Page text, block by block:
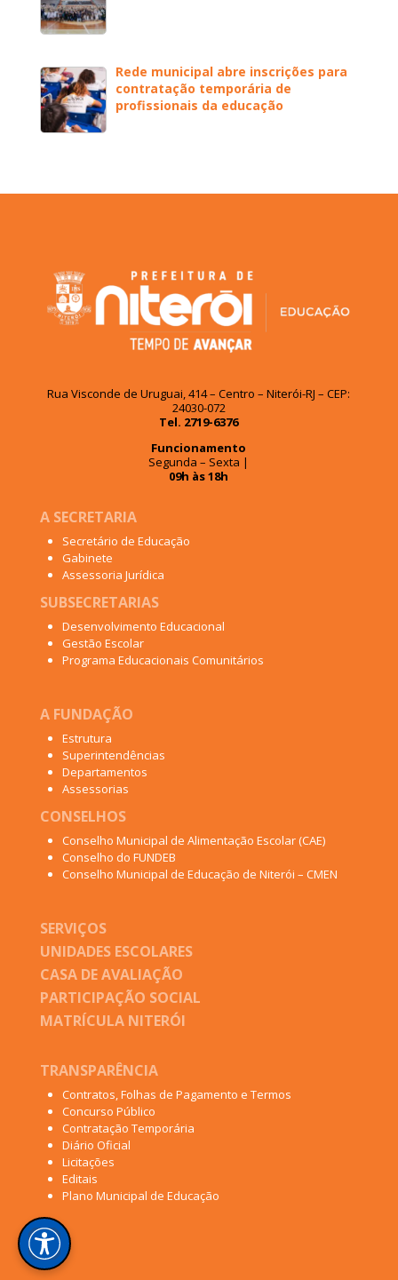
Rede municipal abre inscrições para
contratação temporária de
profissionais da educação
Rua Visconde de Uruguai, 414 – Centro – Niterói-RJ – CEP:
24030-072
Tel. 2719-6376
Funcionamento
Segunda – Sexta |
09h às 18h
A SECRETARIA
Secretário de Educação
Gabinete
Assessoria Jurídica
SUBSECRETARIAS
Desenvolvimento Educacional
Gestão Escolar
Programa Educacionais Comunitários
A FUNDAÇÃO
Estrutura
Superintendências
Departamentos
Assessorias
CONSELHOS
Conselho Municipal de Alimentação Escolar (CAE)
Conselho do FUNDEB
Conselho Municipal de Educação de Niterói – CMEN
SERVIÇOS
UNIDADES ESCOLARES
CASA DE AVALIAÇÃO
PARTICIPAÇÃO SOCIAL
MATRÍCULA NITERÓI
TRANSPARÊNCIA
Contratos, Folhas de Pagamento e Termos
Concurso Público
Contratação Temporária
Diário Oficial
Licitações
Editais
Plano Municipal de Educação